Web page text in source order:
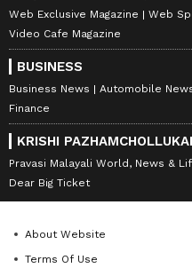
Web Exclusive Magazine
Web
Video Cafe Magazine
BUSINESS
Business News Automobile
Finance
KRISHI
Pravasi Malayali World, News &
Dear Big Ticket
About Website
Terms Of Use